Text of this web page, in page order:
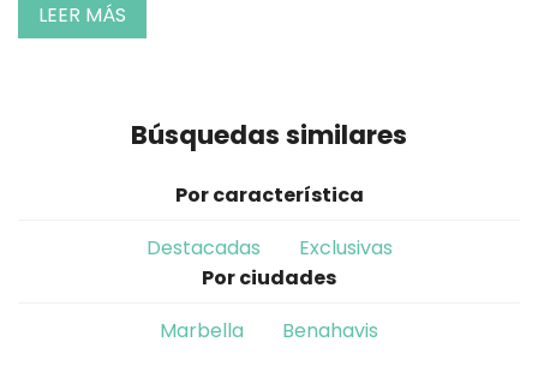
LEER MÁS
Búsquedas similares
Por característica
Destacadas
Exclusivas
Por ciudades
Marbella
Benahavis